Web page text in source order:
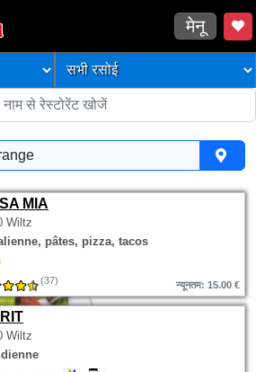
मेनू
MIA
Wiltz
pâtes, pizza, tacos
(37) न्यूनतम: 15.00 €
Wiltz